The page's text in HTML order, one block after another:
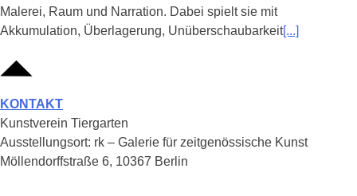
Malerei, Raum und Narration. Dabei spielt sie mit
Akkumulation, Überlagerung, Unüberschaubarkeit[...]
KONTAKT
Kunstverein Tiergarten
Ausstellungsort: rk – Galerie für zeitgenössische Kunst
Möllendorffstraße 6, 10367 Berlin